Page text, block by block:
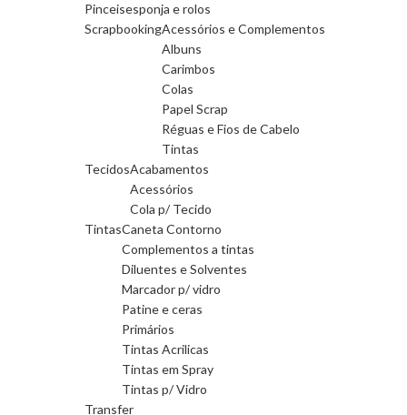
Pinceisesponja e rolos
ScrapbookingAcessórios e Complementos
Albuns
Carimbos
Colas
Papel Scrap
Réguas e Fios de Cabelo
Tintas
TecidosAcabamentos
Acessórios
Cola p/ Tecido
TintasCaneta Contorno
Complementos a tintas
Diluentes e Solventes
Marcador p/ vidro
Patine e ceras
Primários
Tintas Acrilicas
Tintas em Spray
Tintas p/ Vidro
Transfer